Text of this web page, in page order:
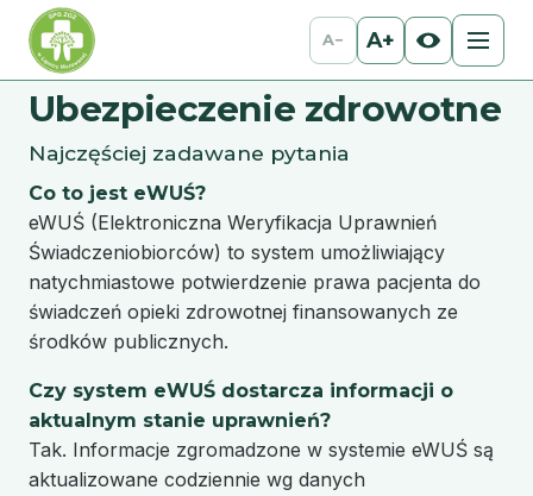
A− A+
Ubezpieczenie zdrowotne
Najczęściej zadawane pytania
Co to jest eWUŚ?
eWUŚ (Elektroniczna Weryfikacja Uprawnień
Świadczeniobiorców) to system umożliwiający
natychmiastowe potwierdzenie prawa pacjenta do
świadczeń opieki zdrowotnej finansowanych ze
środków publicznych.
Czy system eWUŚ dostarcza informacji o
aktualnym stanie uprawnień?
Tak. Informacje zgromadzone w systemie eWUŚ są
aktualizowane codziennie wg danych